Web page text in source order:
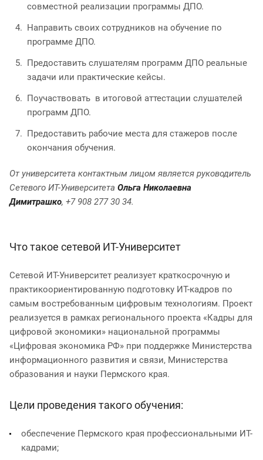
совместной реализации программы ДПО.
Направить своих сотрудников на обучение по
программе ДПО.
Предоставить слушателям программ ДПО реальные
задачи или практические кейсы.
Поучаствовать в итоговой аттестации слушателей
программ ДПО.
Предоставить рабочие места для стажеров после
окончания обучения.
От университета контактным лицом является руководитель
Сетевого ИТ-Университета Ольга Николаевна
Димитрашко, +7 908 277 30 34.
Что такое сетевой ИТ-Университет
Сетевой ИТ-Университет реализует краткосрочную и
практикоориентированную подготовку ИТ-кадров по
самым востребованным цифровым технологиям. Проект
реализуется в рамках регионального проекта «Кадры для
цифровой экономики» национальной программы
«Цифровая экономика РФ» при поддержке Министерства
информационного развития и связи, Министерства
образования и науки Пермского края.
Цели проведения такого обучения:
обеспечение Пермского края профессиональными ИТ-
кадрами;